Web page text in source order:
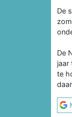
De
De
jaar
te